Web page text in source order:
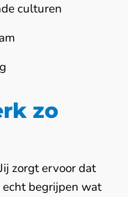
culturen
zo
zorgt ervoor dat
echt begrijpen wat